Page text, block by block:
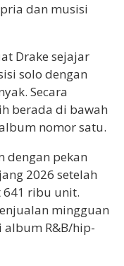
dan musisi
Drake sejajar
solo dengan
Secara
berada di bawah
nomor satu.
dengan pekan
2026 setelah
641 ribu unit.
mingguan
R&B/hip-